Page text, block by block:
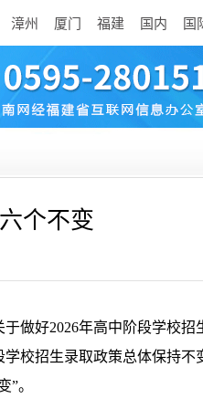
漳州 厦门 福建 国内 国
个不变
做好2026年高中阶段学校招
校招生录取政策总体保持不
”。